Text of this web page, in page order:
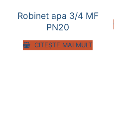
Robinet apa 3/4 MF
PN20
CITEȘTE MAI MULT